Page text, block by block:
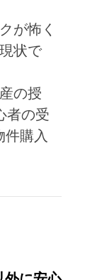
が怖く
状で
の授
者の受
購入